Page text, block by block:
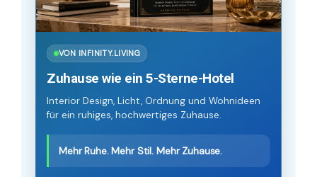
VON INFINITY.LIVING
Zuhause wie ein 5-Sterne-Hotel
Interior Design, Licht, Ordnung und Wohnideen
für ein ruhiges, hochwertiges Zuhause.
Mehr Ruhe. Mehr Stil. Mehr Zuhause.